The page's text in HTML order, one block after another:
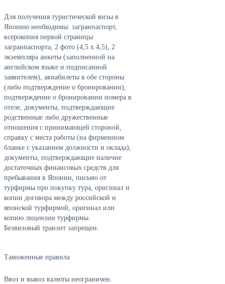
Для получения туристической визы в
Японию необходимы: загранпаспорт,
ксерокопия первой страницы
загранпаспорта, 2 фото (4,5 х 4,5), 2
экземпляра анкеты (заполненной на
английском языке и подписанной
заявителем), авиабилеты в обе стороны
(либо подтверждение о бронировании),
подтверждение о бронировании номера в
отеле, документы, подтверждающие
родственные либо дружественные
отношения с принимающей стороной,
справку с места работы (на фирменном
бланке с указанием должности и оклада),
документы, подтверждающие наличие
достаточных финансовых средств для
пребывания в Японии, письмо от
турфирмы про покупку тура, оригинал и
копии договора между российской и
японской турфирмой, оригинал или
копию лицензии турфирмы.
Безвизовый транзит запрещен.
Таможенные правила
Ввоз и вывоз валюты неограничен.